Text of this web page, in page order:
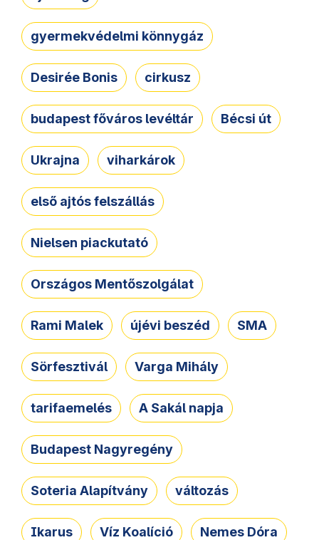
gyermekvédelmi könnygáz
Desirée Bonis cirkusz
budapest főváros levéltár Bécsi út
Ukrajna viharkárok
első ajtós felszállás
Nielsen piackutató
Országos Mentőszolgálat
Rami Malek újévi beszéd SMA
Sörfesztivál Varga Mihály
tarifaemelés A Sakál napja
Budapest Nagyregény
Soteria Alapítvány változás
Ikarus Víz Koalíció Nemes Dóra